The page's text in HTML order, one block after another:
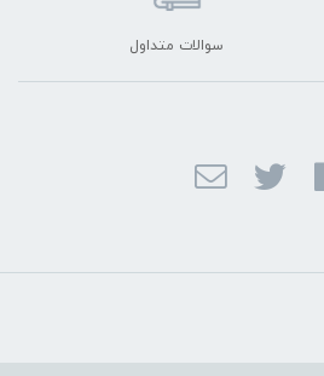
سوالات متداول